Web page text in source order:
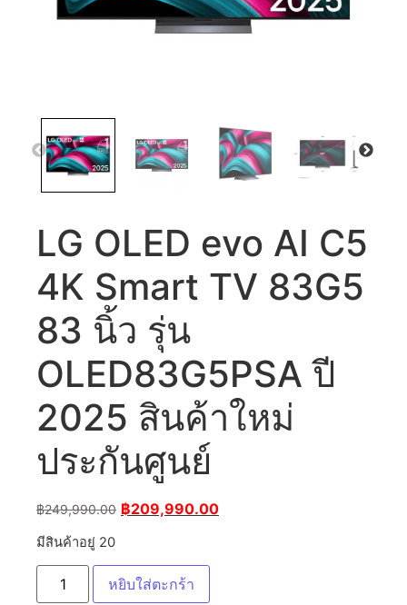
LG OLED evo AI C5
4K Smart TV 83G5
83 นิ้ว รุ่น
OLED83G5PSA ปี
2025 สินค้าใหม่
ประกันศูนย์
฿249,990.00 ฿209,990.00
มีสินค้าอยู่ 20
หยิบใส่ตะกร้า